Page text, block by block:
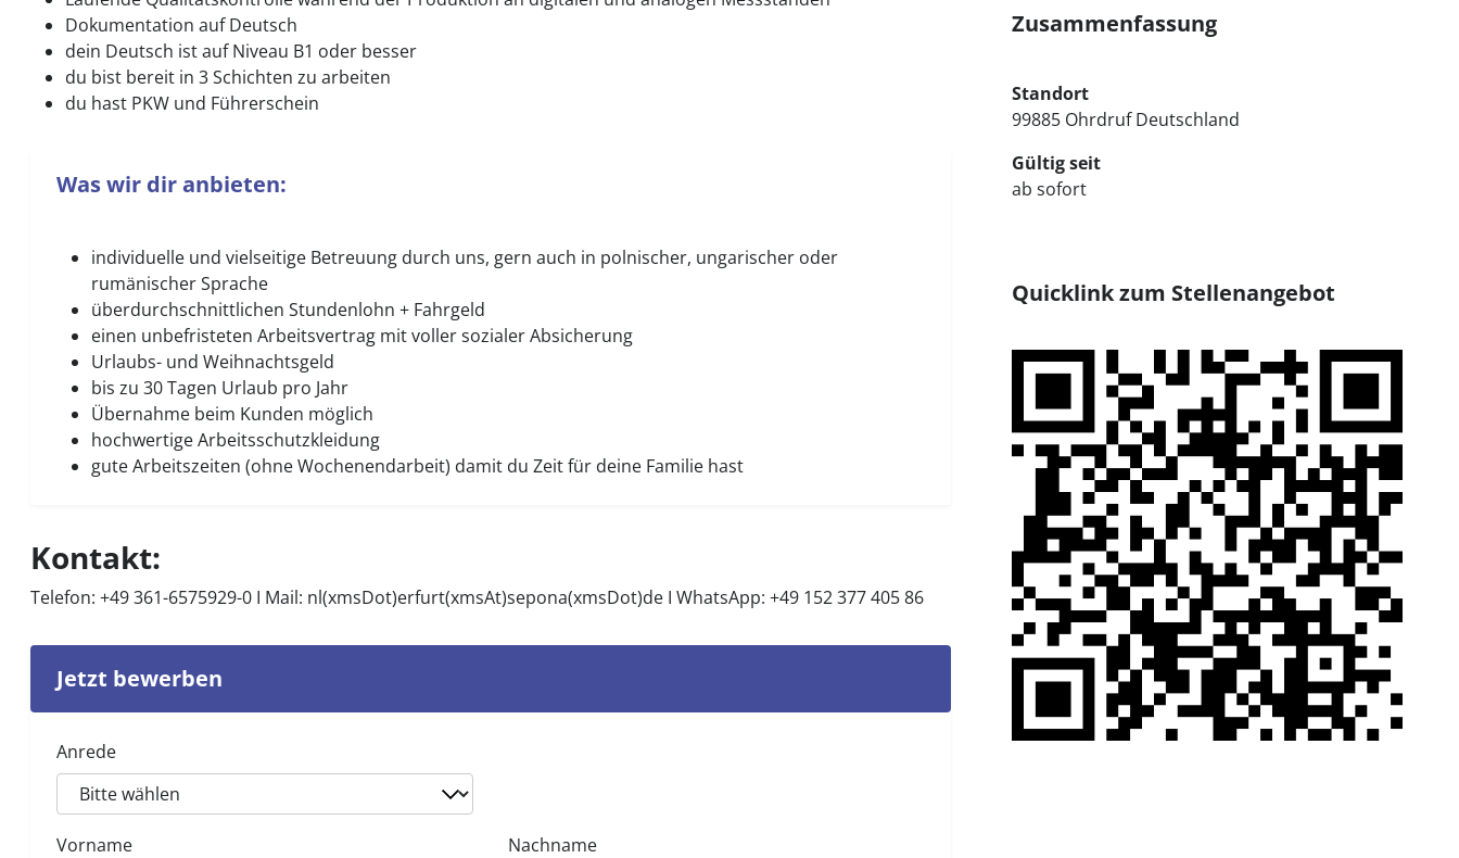
Dokumentation auf Deutsch
dein Deutsch ist auf Niveau B1 oder besser
du bist bereit in 3 Schichten zu arbeiten
du hast PKW und Führerschein
Was wir dir anbieten:
individuelle und vielseitige Betreuung durch uns, gern auch in polnischer, ungarischer oder
rumänischer Sprache
überdurchschnittlichen Stundenlohn + Fahrgeld
einen unbefristeten Arbeitsvertrag mit voller sozialer Absicherung
Urlaubs- und Weihnachtsgeld
bis zu 30 Tagen Urlaub pro Jahr
Übernahme beim Kunden möglich
hochwertige Arbeitsschutzkleidung
gute Arbeitszeiten (ohne Wochenendarbeit) damit du Zeit für deine Familie hast
Kontakt:
Telefon: +49 361-6575929-0 I Mail: nl(xmsDot)erfurt(xmsAt)sepona(xmsDot)de I WhatsApp: +49 152 377 405 86
Jetzt bewerben
Anrede
Vorname Nachname
Zusammenfassung
Standort
99885 Ohrdruf Deutschland
Gültig seit
ab sofort
Quicklink zum Stellenangebot